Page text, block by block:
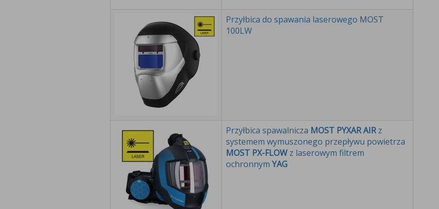
Przyłbica do spawania laserowego MOST
100LW
Przyłbica spawalnicza MOST PYXAR AIRz
systemem wymuszonego przepływu powietrza
MOST PX-FLOW z laserowym filtrem
ochronnym YAG